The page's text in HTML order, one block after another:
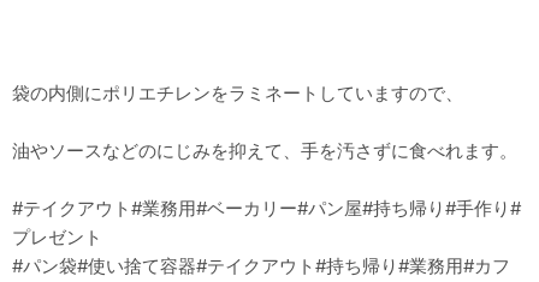
袋の内側にポリエチレンをラミネートしていますので、
油やソースなどのにじみを抑えて、手を汚さずに食べれます。
#テイクアウト#業務用#ベーカリー#パン屋#持ち帰り#手作り#
プレゼント
#パン袋#使い捨て容器#テイクアウト#持ち帰り#業務用#カフ